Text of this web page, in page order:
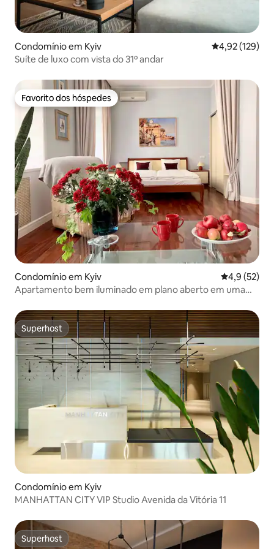
Condomínio em Kyiv Classificação
4,92 (129)
Suíte de luxo com vista do 31º andar
Favorito dos hóspedes
Favorito dos hóspedes
Condomínio em Kyiv
4,9 (52)
Apartamento bem iluminado em plano aberto em uma
Superhost
Superhost
Condomínio em Kyiv
MANHATTAN CITY VIP Studio Avenida da Vitória 11
Superhost
Superhost